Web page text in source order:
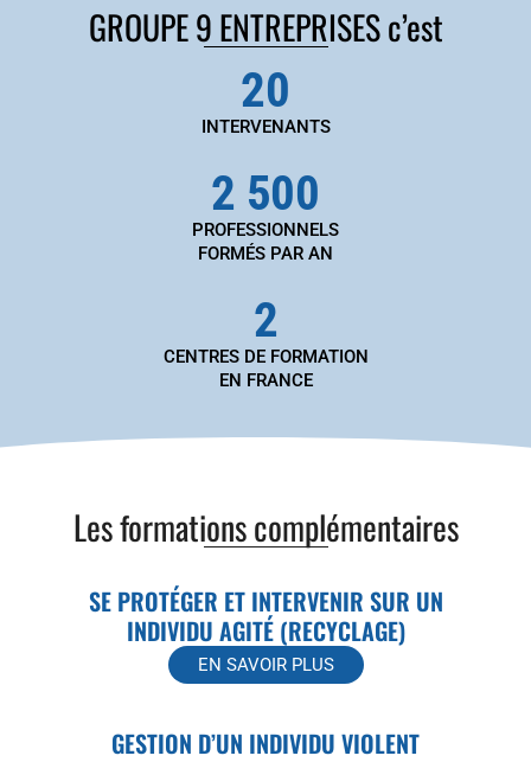
GROUPE 9 ENTREPRISES c’est
INTERVENANTS
20
PROFESSIONNELS
FORMÉS PAR AN
2 500
CENTRES DE FORMATION
EN FRANCE
2
Les formations complémentaires
SE PROTÉGER ET INTERVENIR SUR UN
INDIVIDU AGITÉ (RECYCLAGE)
EN SAVOIR PLUS
GESTION D’UN INDIVIDU VIOLENT